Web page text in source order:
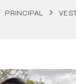
PRINCIPAL